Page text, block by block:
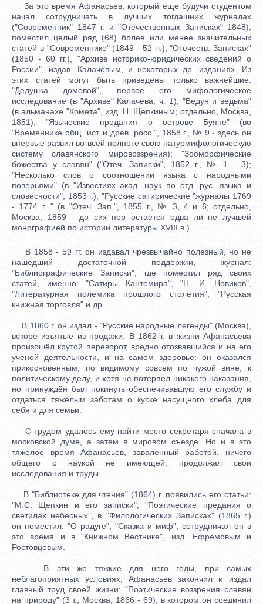
За это время Афанасьев, который еще будучи студентом
начал сотрудничать в лучших тогдашних журналах
("Современник" 1847 г. и "Отечественных Записках" 1848),
поместил целый ряд (68) более или менее значительных
статей в "Современнике" (1849 - 52 гг.), "Отечеств. Записках"
(1850 - 60 гг.), "Архиве историко-юридических сведений о
России", издав. Калачёвым, и некоторых др. изданиях. Из
этих статей могут быть приведены только важнейшие:
"Дедушка домовой", первое его мифологическое
исследование (в "Архиве" Калачёва, ч. 1); "Ведун и ведьма"
(в альманахе "Комета", изд. Н. Щепкиным; отдельно, Москва,
1851); "Языческие предания о острове Буяне" (во
"Временнике общ. ист. и древ. росс.", 1858 г., № 9 - здесь он
впервые развил во всей полноте свою натурмифологическую
систему славянского мировоззрения); "Зооморфические
божества у славян" ("Отеч. Записки", 1852 г., № 1 - 3);
"Несколько слов о соотношении языка с народными
поверьями" (в "Известиях акад. наук по отд. рус. языка и
словесности", 1853 г.); "Русские сатирические "журналы 1769
- 1774 г. " (в "Отеч. Зап.", 1855 г., № 3, 4 и 6; отдельно,
Москва, 1859 - до сих пор остаётся едва ли не лучшей
монографией по истории литературы XVIII в.).
В 1858 - 59 гг. он издавал чрезвычайно полезный, но не
нашедший достаточной поддержки, журнал:
"Библиографические Записки", где поместил ряд своих
статей, именно: "Сатиры Кантемира", "Н. И. Новиков",
"Литературная полемика прошлого столетия", "Русская
книжная торговля" и др.
В 1860 г. он издал - "Русские народные легенды" (Москва),
вскоре изъятые из продажи. В 1862 г. в жизни Афанасьева
произошёл крутой переворот, вредно отозвавшийся и на его
учёной деятельности, и на самом здоровье: он оказался
прикосновенным, по видимому совсем по чужой вине, к
политическому делу, и хотя не потерпел никакого наказания,
но принуждён был покинуть обеспечивавшую его службу и
отдаться тяжёлым заботам о куске насущного хлеба для
себя и для семьи.
С трудом удалось ему найти место секретаря сначала в
московской думе, а затем в мировом съезде. Но и в это
тяжёлое время Афанасьев, заваленный работой, ничего
общего с наукой не имеющей, продолжал свои
исследования и труды.
В "Библиотеке для чтения" (1864) г. появились его статьи:
"М.С. Щепкин и его записки", "Поэтические предания о
светилах небесных", в "Филологических Записках" (1865 г.)
он поместил: "О радуге", "Сказка и миф", сотрудничал он в
это время и в "Книжном Вестнике", изд. Ефремовым и
Ростовцевым.
В эти же тяжкие для него годы, при самых
неблагоприятных условиях, Афанасьев закончил и издал
главный труд своей жизни: "Поэтические воззрения славян
на природу" (3 т., Москва, 1866 - 69), в котором он соединил